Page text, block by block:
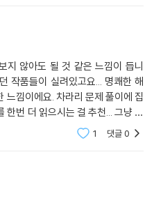
지 않아도 될 것 같은 느낌이 듭니
작품들이 실려있고요... 명쾌한 해
느낌이에요. 차라리 문제 풀이에 집
번 더 읽으시는 걸 추천... 그냥 수
별적으로 공부하는 게 나을 거 같
1 댓글0